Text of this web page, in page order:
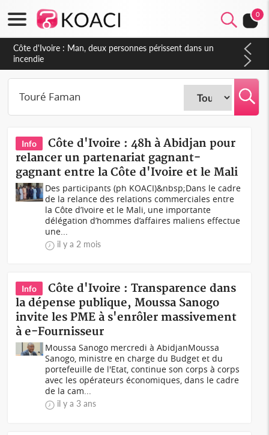
0
Côte d'Ivoire : Man, deux personnes périssent dans un
incendie
Info
Côte d'Ivoire : 48h à Abidjan pour
relancer un partenariat gagnant-
gagnant entre la Côte d'Ivoire et le Mali
Des participants (ph KOACI)&nbsp;Dans le cadre
de la relance des relations commerciales entre
la Côte d’Ivoire et le Mali, une importante
délégation d’hommes d’affaires maliens effectue
une...
il y a 2 mois
Info
Côte d'Ivoire : Transparence dans
la dépense publique, Moussa Sanogo
invite les PME à s'enrôler massivement
à e-Fournisseur
Moussa Sanogo mercredi à Abidjan Moussa
Sanogo, ministre en charge du Budget et du
portefeuille de l'Etat, continue son corps à corps
avec les opérateurs économiques, dans le cadre
de la cam...
il y a 3 ans